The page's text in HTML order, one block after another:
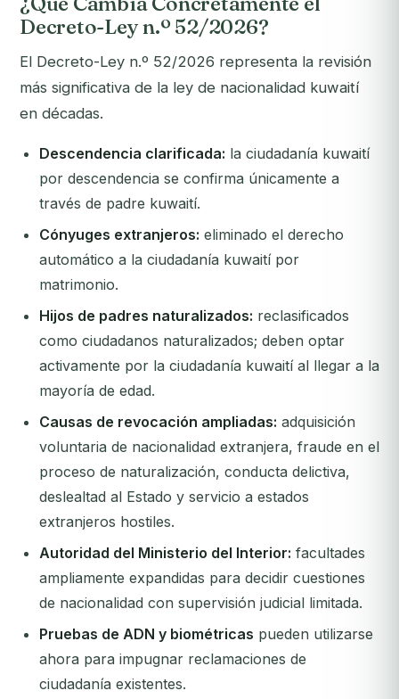
Decreto-Ley n.º 52/2026?
El Decreto-Ley n.º 52/2026 representa la revisión
más significativa de la ley de nacionalidad kuwaití
en décadas.
Descendencia clarificada: la ciudadanía kuwaití
por descendencia se confirma únicamente a
través de padre kuwaití.
Cónyuges extranjeros: eliminado el derecho
automático a la ciudadanía kuwaití por
matrimonio.
Hijos de padres naturalizados: reclasificados
como ciudadanos naturalizados; deben optar
activamente por la ciudadanía kuwaití al llegar a la
mayoría de edad.
Causas de revocación ampliadas: adquisición
voluntaria de nacionalidad extranjera, fraude en el
proceso de naturalización, conducta delictiva,
deslealtad al Estado y servicio a estados
extranjeros hostiles.
Autoridad del Ministerio del Interior: facultades
ampliamente expandidas para decidir cuestiones
de nacionalidad con supervisión judicial limitada.
Pruebas de ADN y biométricas pueden utilizarse
ahora para impugnar reclamaciones de
ciudadanía existentes.